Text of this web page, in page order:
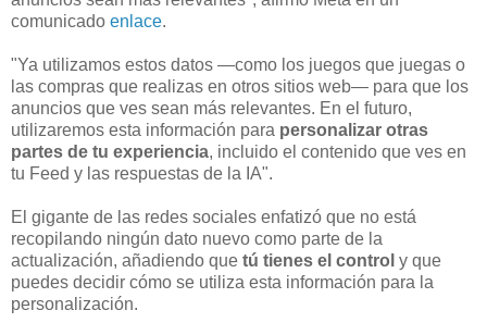
comunicado enlace.
"Ya utilizamos estos datos —como los juegos que juegas o
las compras que realizas en otros sitios web— para que los
anuncios que ves sean más relevantes. En el futuro,
utilizaremos esta información para personalizar otras
partes de tu experiencia, incluido el contenido que ves en
tu Feed y las respuestas de la IA".
El gigante de las redes sociales enfatizó que no está
recopilando ningún dato nuevo como parte de la
actualización, añadiendo que tú tienes el control y que
puedes decidir cómo se utiliza esta información para la
personalización.